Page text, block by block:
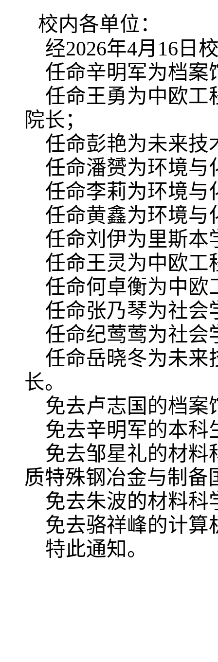
校内各单位：
经2026年4月16日
任命辛明军为档案
任命王勇为中欧工
院长；
任命彭艳为未来技
任命潘赟为环境与
任命李莉为环境与
任命黄鑫为环境与
任命刘伊为里斯本
任命王灵为中欧工
任命何卓衡为中欧
任命张乃琴为社会
任命纪莺莺为社会
任命岳晓冬为未来
长。
免去卢志国的档案
免去辛明军的本科
免去邹星礼的材料
质特殊钢冶金与制备
免去朱波的材料科
免去骆祥峰的计算
特此通知。